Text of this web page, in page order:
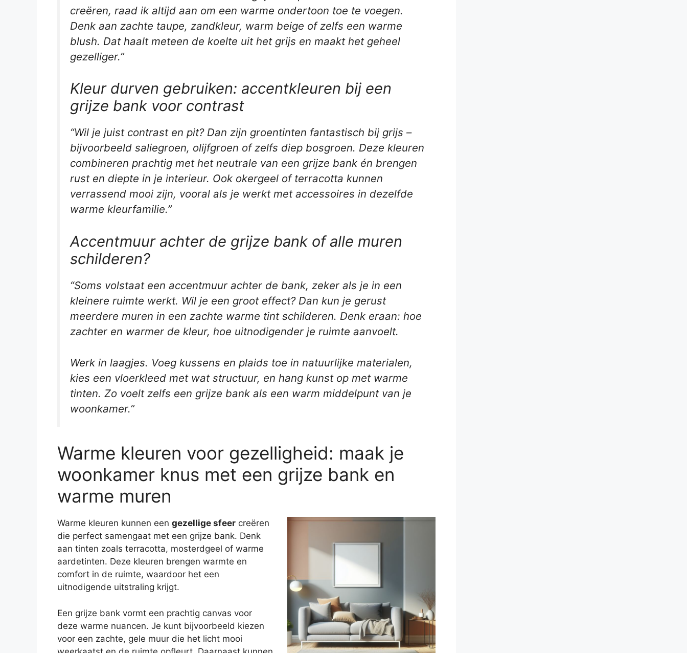
creëren, raad ik altijd aan om een warme ondertoon toe te voegen.
Denk aan zachte taupe, zandkleur, warm beige of zelfs een warme
blush. Dat haalt meteen de koelte uit het grijs en maakt het geheel
gezelliger.”
Kleur durven gebruiken: accentkleuren bij een
grijze bank voor contrast
“Wil je juist contrast en pit? Dan zijn groentinten fantastisch bij grijs –
bijvoorbeeld saliegroen, olijfgroen of zelfs diep bosgroen. Deze kleuren
combineren prachtig met het neutrale van een grijze bank én brengen
rust en diepte in je interieur. Ook okergeel of terracotta kunnen
verrassend mooi zijn, vooral als je werkt met accessoires in dezelfde
warme kleurfamilie.”
Accentmuur achter de grijze bank of alle muren
schilderen?
“Soms volstaat een accentmuur achter de bank, zeker als je in een
kleinere ruimte werkt. Wil je een groot effect? Dan kun je gerust
meerdere muren in een zachte warme tint schilderen. Denk eraan: hoe
zachter en warmer de kleur, hoe uitnodigender je ruimte aanvoelt.
Werk in laagjes. Voeg kussens en plaids toe in natuurlijke materialen,
kies een vloerkleed met wat structuur, en hang kunst op met warme
tinten. Zo voelt zelfs een grijze bank als een warm middelpunt van je
woonkamer.”
Warme kleuren voor gezelligheid: maak je
woonkamer knus met een grijze bank en
warme muren
Warme kleuren kunnen een gezellige sfeer creëren
die perfect samengaat met een grijze bank. Denk
aan tinten zoals terracotta, mosterdgeel of warme
aardetinten. Deze kleuren brengen warmte en
comfort in de ruimte, waardoor het een
uitnodigende uitstraling krijgt.
Een grijze bank vormt een prachtig canvas voor
deze warme nuancen. Je kunt bijvoorbeeld kiezen
voor een zachte, gele muur die het licht mooi